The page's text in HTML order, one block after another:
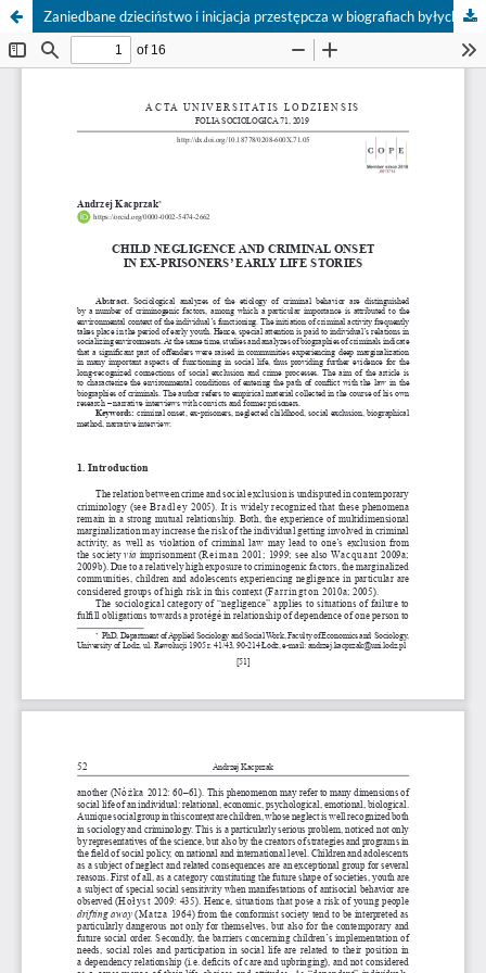
Zaniedbane dzieciństwo i inicjacja przestępcza w biografiach byłych więźniów